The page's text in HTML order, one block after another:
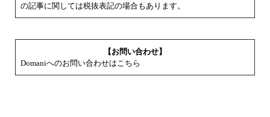
の記事に関しては税抜表記の場合もあります。
【お問い合わせ】
Domaniへのお問い合わせはこちら